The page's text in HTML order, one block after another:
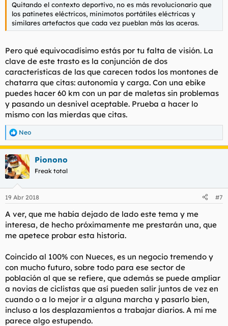
Quitando el contexto deportivo, no es más revolucionario que
los patinetes eléctricos, minimotos portátiles eléctricas y
similares artefactos que cada vez pueblan más las aceras.
Pero qué equivocadísimo estás por tu falta de visión. La
clave de este trasto es la conjunción de dos
características de las que carecen todos los montones de
chatarra que citas: autonomía y carga. Con una ebike
puedes hacer 60 km con un par de maletas sin problemas
y pasando un desnivel aceptable. Prueba a hacer lo
mismo con las mierdas que citas.
R
e
a
c
c
i
e
:
Neo
Pionono
Freak total
19 Abr 2018 #7
A ver, que me había dejado de lado este tema y me
interesa, de hecho próximamente me prestarán una, que
me apetece probar esta historia.
Coincido al 100% con Nueces, es un negocio tremendo y
con mucho futuro, sobre todo para ese sector de
población al que se refiere, que además se puede ampliar
a novias de ciclistas que así pueden salir juntos de vez en
cuando o a lo mejor ir a alguna marcha y pasarlo bien,
incluso a los desplazamientos a trabajar diarios. A mí me
parece algo estupendo.